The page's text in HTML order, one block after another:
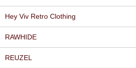
Hey Viv Retro Clothing
RAWHIDE
REUZEL